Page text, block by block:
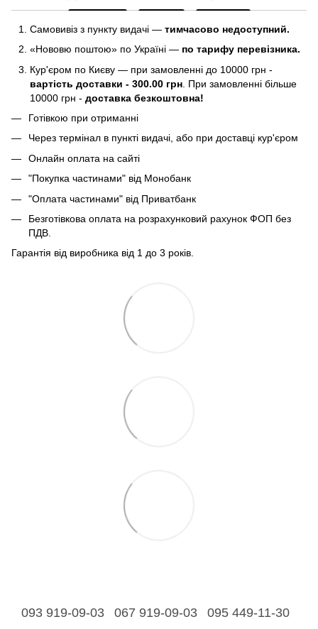
Самовивіз з пункту видачі — тимчасово недоступний.
«Нововю поштою» по Україні — по тарифу перевізника.
Кур'єром по Києву — при замовленні до 10000 грн -
вартість доставки - 300.00 грн . При замовленні більше
10000 грн - доставка безкоштовна!
Готівкою при отриманні
Через термінал в пункті видачі, або при доставці кур'єром
Онлайн оплата на сайті
"Покупка частинами" від Монобанк
"Оплата частинами" від Приватбанк
Безготівкова оплата на розрахунковий рахунок ФОП без
ПДВ.
Гарантія від виробника від 1 до 3 років.
093 919-09-03 067 919-09-03 095 449-11-30